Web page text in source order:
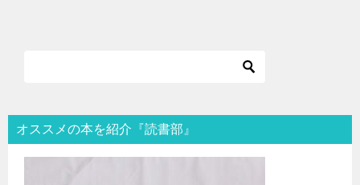
オススメの本を紹介『読書部』